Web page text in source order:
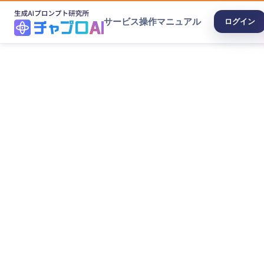
サービス操作マニュアル ログイン